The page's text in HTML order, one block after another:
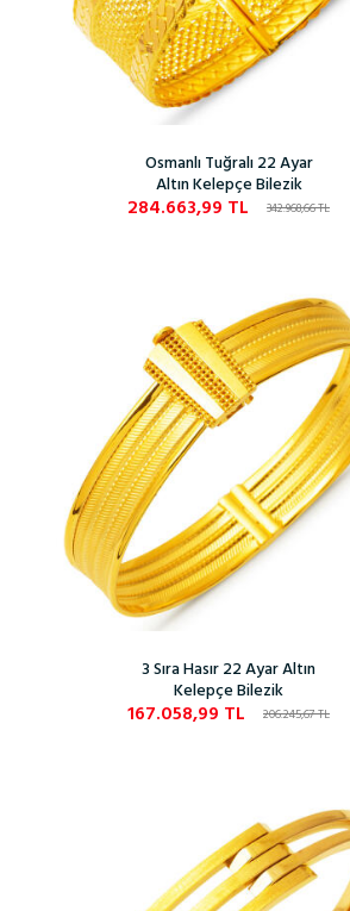
Osmanlı Tuğralı 22 Ayar
Altın Kelepçe Bilezik
342.968,66TL
284.663,99 TL
3 Sıra Hasır 22 Ayar Altın
Kelepçe Bilezik
206.245,67TL
167.058,99 TL